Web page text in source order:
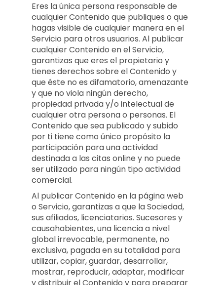
Eres la única persona responsable de
cualquier Contenido que publiques o que
hagas visible de cualquier manera en el
Servicio para otros usuarios. Al publicar
cualquier Contenido en el Servicio,
garantizas que eres el propietario y
tienes derechos sobre el Contenido y
que éste no es difamatorio, amenazante
y que no viola ningún derecho,
propiedad privada y/o intelectual de
cualquier otra persona o personas. El
Contenido que sea publicado y subido
por ti tiene como único propósito la
participación para una actividad
destinada a las citas online y no puede
ser utilizado para ningún tipo actividad
comercial.
Al publicar Contenido en la página web
o Servicio, garantizas a que la Sociedad,
sus afiliados, licenciatarios. Sucesores y
causahabientes, una licencia a nivel
global irrevocable, permanente, no
exclusiva, pagada en su totalidad para
utilizar, copiar, guardar, desarrollar,
mostrar, reproducir, adaptar, modificar